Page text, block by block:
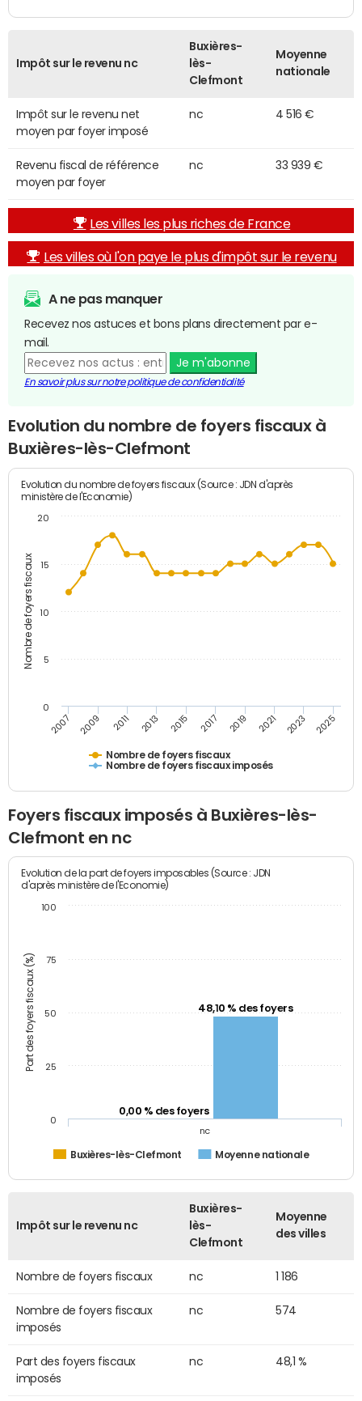
Impôt sur le revenu nc
Buxières-
lès-
Clefmont
Moyenne
nationale
Impôt sur le revenu net
moyen par foyer imposé
nc 4 516 €
Revenu fiscal de référence
moyen par foyer
nc 33 939 €
Les villes les plus riches de France
Les villes où l'on paye le plus d'impôt sur le revenu
A ne pas manquer
Recevez nos astuces et bons plans directement par e-
mail.
Je m'abonne
En savoir plus sur notre politique de confidentialité
Evolution du nombre de foyers fiscaux à
Buxières-lès-Clefmont
Nombre de foyers fiscaux
Evolution du nombre de foyers fiscaux (Source : JDN d'après
ministère de l'Economie)
Nombre de foyers fiscaux
Nombre de foyers fiscaux imposés
2007 2009 2011 2013 2015 2017 2019 2021 2023 2025
0
5
10
15
20
Foyers fiscaux imposés à Buxières-lès-
Clefmont en nc
Part des foyers fiscaux (%)
Evolution de la part de foyers imposables (Source : JDN
d'après ministère de l'Economie)
0,00 % des foyers
48,10 % des foyers
Buxières-lès-Clefmont Moyenne nationale
nc
0
25
50
75
100
Impôt sur le revenu nc
Buxières-
lès-
Clefmont
Moyenne
des villes
Nombre de foyers fiscaux nc 1 186
Nombre de foyers fiscaux
imposés
nc 574
Part des foyers fiscaux
imposés
nc 48,1 %